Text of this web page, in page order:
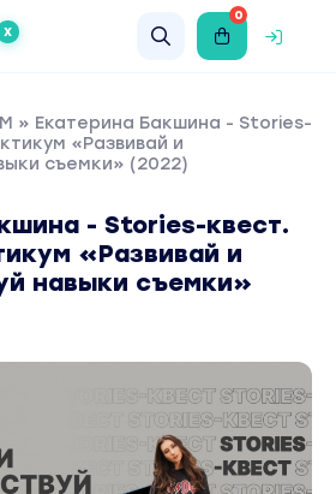
X
0
» Екатерина Бакшина - Stories-
«Развивай и
съемки» (2022)
- Stories-квест.
«Развивай и
навыки съемки»